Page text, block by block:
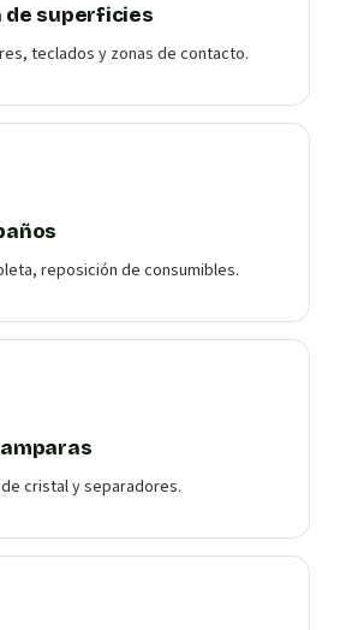
de superficies
teclados y zonas de contacto.
reposición de consumibles.
cristal y separadores.